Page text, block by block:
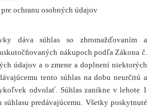
ochranu osobných údajov
dáva súhlas so zhromažďovaním a
nákupoch podľa Zákona č.
údajov a o zmene a doplnení niektorých
tento súhlas na dobu neurčitú a
odvolať. Súhlas zanikne v lehote 1
predávajúcemu. Všetky poskytnuté